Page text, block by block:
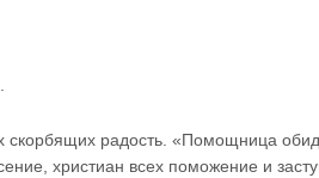
радость. «Помощница
христиан всех поможение и